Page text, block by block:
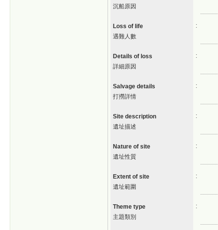
沉船原因
Loss of life
遇難人數
:
Details of loss
詳細原因
:
Salvage details
打撈詳情
:
Site description
遺址描述
:
Nature of site
遺址性質
:
Extent of site
遺址範圍
:
Theme type
主題類別
: